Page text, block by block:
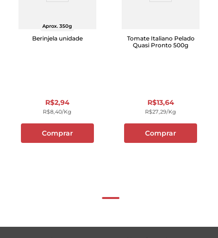
Aprox. 350g
Berinjela unidade
R$2,94
R$8,40/kg
Comprar
Tomate Italiano Pelado
Quasi Pronto 500g
R$13,64
R$27,29/kg
Comprar